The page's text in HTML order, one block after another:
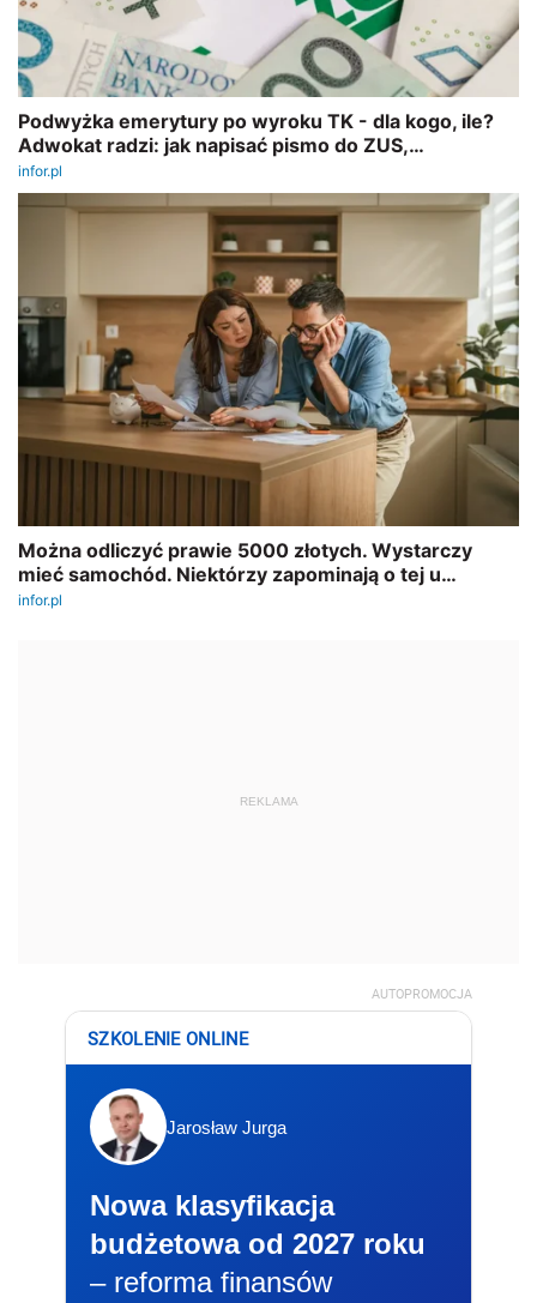
REKLAMA
AUTOPROMOCJA
SZKOLENIE ONLINE
Jarosław Jurga
Nowa klasyfikacja
budżetowa od 2027 roku
– reforma finansów